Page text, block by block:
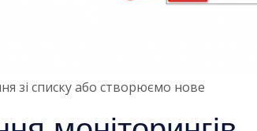
зі списку або створюємо нове